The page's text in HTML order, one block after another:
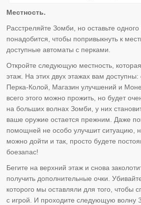
Местность.
Расстреляйте Зомби, но оставьте
понадобится, чтобы попривыкнуть к
доступные автоматы с перками.
Откройте следующую местность,
этаж. На этих двух этажах вам
Перка-Колой, Магазин улучшений и
всего этого можно прожить, но будет
на больших волнах Зомби, у них
ваше оружие остается прежним. Даже
помощней не особо улучшит ситуацию,
можно дойти и так, просто будете
боезапас!
Бегите на верхний этаж и снова
получить дополнительные очки.
которого мы оставляли для того, чтобы
с игрой. И проходите следующую волну